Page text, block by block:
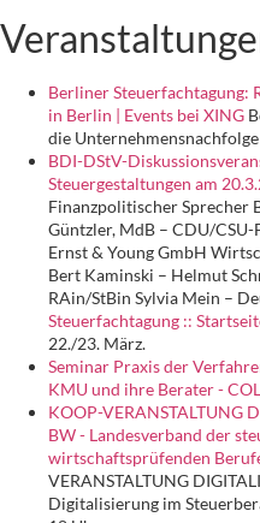
Berliner Steuerfachtagung:
in Berlin | Events bei XING
die Unternehmensnachfolge
BDI-DStV-
Steuergestaltungen am
Finanzpolitischer Sprecher
Güntzler, MdB – CDU/
Ernst & Young GmbH
Bert Kaminski – Helmut
RAin/StBin Sylvia Mein –
Steuerfachtagung ::
22./23. März.
Seminar Praxis der
KMU und ihre Berater -
KOOP-VERANSTALTUNG
BW - Landesverband der
wirtschaftsprüfenden
VERANSTALTUNG
Digitalisierung im